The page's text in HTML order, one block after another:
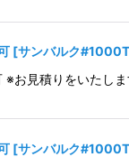
[サンバルク
お見積りをいた
[サンバルク